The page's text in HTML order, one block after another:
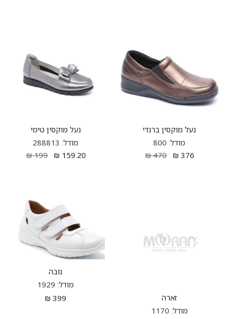
נעל מוקסין ברנדי
מודל: 800
₪ 376
₪470
נעל מוקסין טימי
מודל: 288813
₪ 159.20
₪199
זארה
מודל: 1170
נובה
מודל: 1929
₪ 399